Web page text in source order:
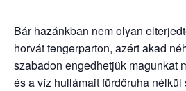
Bár hazánkban nem olyan
horvát tengerparton, azért akad
szabadon engedhetjük magunkat
és a víz hullámait fürdőruha